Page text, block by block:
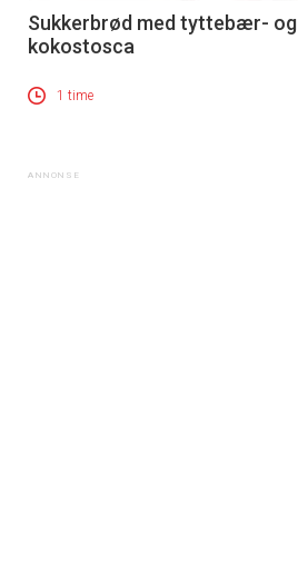
Sukkerbrød med tyttebær- og
kokostosca
1 time